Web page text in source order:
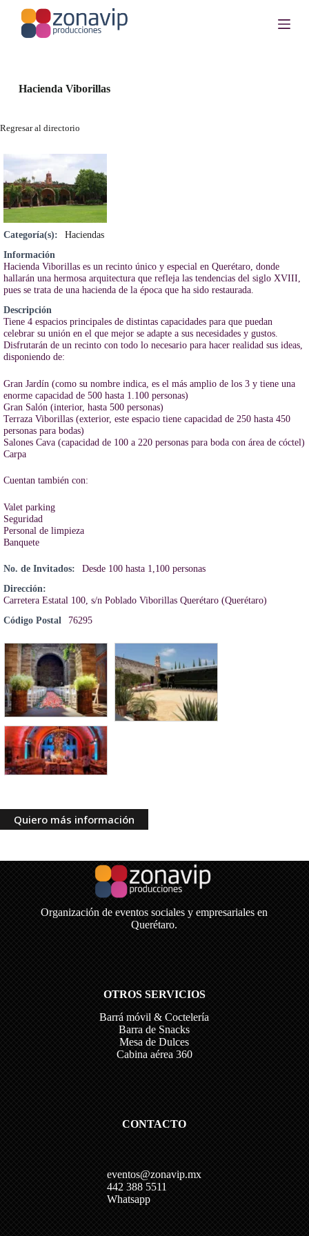
o
n
e
i
d
o
Hacienda Viborillas
Regresar al directorio
Categoría(s):
Haciendas
Información
Hacienda Viborillas es un recinto único y especial en Querétaro, donde
hallarán una hermosa arquitectura que refleja las tendencias del siglo XVIII,
pues se trata de una hacienda de la época que ha sido restaurada.
Descripción
Tiene 4 espacios principales de distintas capacidades para que puedan
celebrar su unión en el que mejor se adapte a sus necesidades y gustos.
Disfrutarán de un recinto con todo lo necesario para hacer realidad sus ideas,
disponiendo de:
Gran Jardín (como su nombre indica, es el más amplio de los 3 y tiene una
enorme capacidad de 500 hasta 1.100 personas)
Gran Salón (interior, hasta 500 personas)
Terraza Viborillas (exterior, este espacio tiene capacidad de 250 hasta 450
personas para bodas)
Salones Cava (capacidad de 100 a 220 personas para boda con área de cóctel)
Carpa
Cuentan también con:
Valet parking
Seguridad
Personal de limpieza
Banquete
No. de Invitados:
Desde 100 hasta 1,100 personas
Dirección:
Carretera Estatal 100, s/n Poblado Viborillas Querétaro (Querétaro)
Código Postal
76295
Quiero más información
Organización de eventos sociales y empresariales en
Querétaro.
OTROS SERVICIOS
Barrá móvil & Coctelería
Barra de Snacks
Mesa de Dulces
Cabina aérea 360
CONTACTO
eventos@zonavip.mx
442 388 5511
Whatsapp